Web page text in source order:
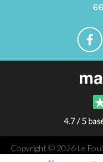
4.7 / 5
Copyright © 2026 Le